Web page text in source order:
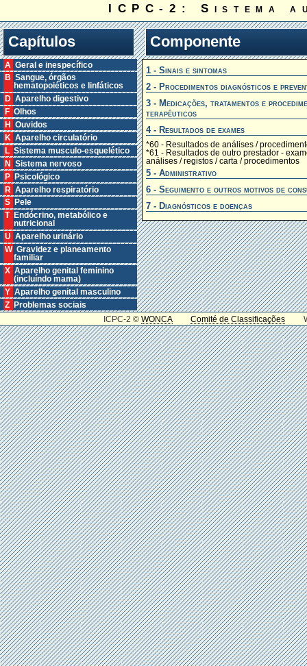
ICPC-2: Sistema
Capítulos
A Geral e inespecífico
B Sangue, órgãos
hematopoiéticos e linfáticos
D Aparelho digestivo
F Olhos
H Ouvidos
K Aparelho circulatório
L Sistema musculo-esquelético
N Sistema nervoso
P Psicológico
R Aparelho respiratório
S Pele
T Endócrino, metabólico e
nutricional
U Aparelho urinário
W Gravidez e planeamento
familiar
X Aparelho genital feminino
(incluíndo mama)
Y Aparelho genital masculino
Z Problemas sociais
Componente
1 - Sinais e sintomas
2 - Procedimentos diagnósticos e
3 - Medicações, tratamentos e
terapêuticos
4 - Resultados de exames
*60 - Resultados de análises /
*61 - Resultados de outro prestador -
análises / registos / carta / procedimentos
5 - Administrativo
6 - Seguimento e outros motivos de
7 - Diagnósticos e doenças
ICPC-2 ©WONCA Comité de Classificações